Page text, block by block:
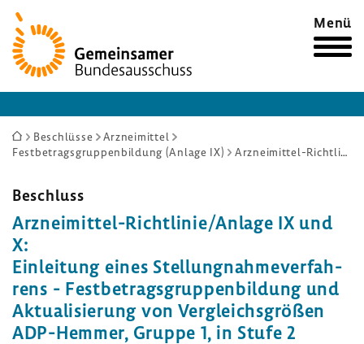
Zur
Startseite
Menü
Sie
sind
Beschlüsse
Arzneimittel
Festbetragsgruppenbildung (Anlage IX)
Arzneimittel-Richtlinie/Anlage IX und X: Einleitung eines Stellungnahmeverfahrens - Festbetragsgruppenbildung und Aktualisierung von Vergleichsgrößen ADP-Hemmer, Gruppe 1, in Stufe 2
Beschluss
Arzneimittel-​Richtlinie/Anlage IX und
X:
Einlei­tung eines Stel­lung­nah­me­ver­fah­
rens - Fest­be­trags­grup­pen­bil­dung und
Aktua­li­sie­rung von Vergleichs­größen
ADP-​Hemmer, Gruppe 1, in Stufe 2